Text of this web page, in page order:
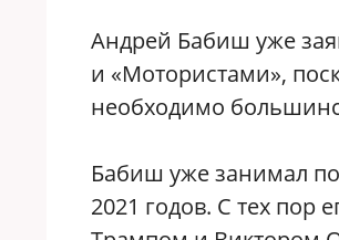
Андрей Бабиш уже
и «Мотористами»,
необходимо
Бабиш уже занимал
2021 годов. С тех пор